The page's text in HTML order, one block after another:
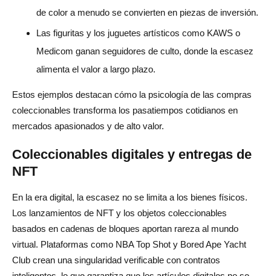
de color a menudo se convierten en piezas de inversión.
Las figuritas y los juguetes artísticos como KAWS o
Medicom ganan seguidores de culto, donde la escasez
alimenta el valor a largo plazo.
Estos ejemplos destacan cómo la psicología de las compras
coleccionables transforma los pasatiempos cotidianos en
mercados apasionados y de alto valor.
Coleccionables digitales y entregas de
NFT
En la era digital, la escasez no se limita a los bienes físicos.
Los lanzamientos de NFT y los objetos coleccionables
basados en cadenas de bloques aportan rareza al mundo
virtual. Plataformas como NBA Top Shot y Bored Ape Yacht
Club crean una singularidad verificable con contratos